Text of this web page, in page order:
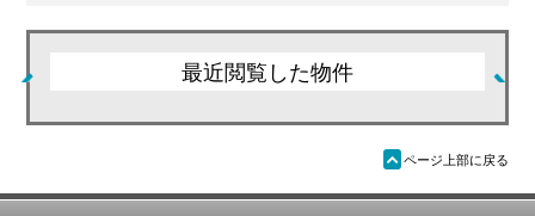
最近閲覧した物件
ü ページ上部に戻る